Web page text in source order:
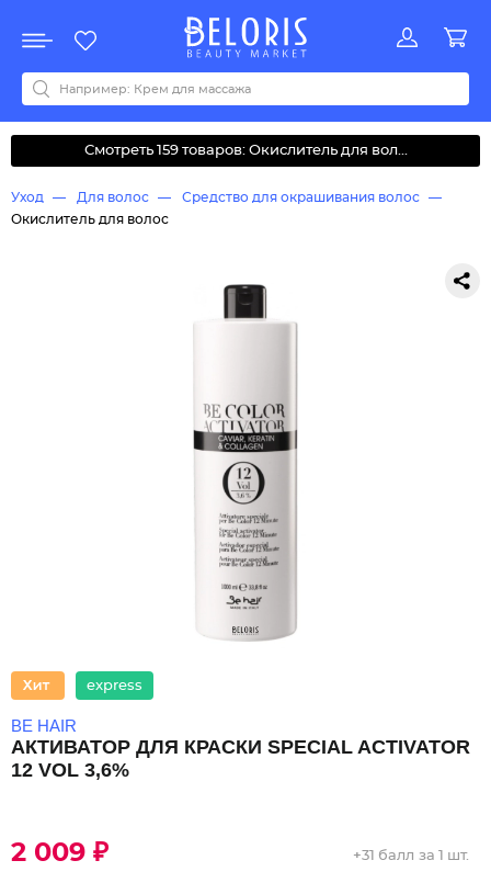
Акции
Все бренды
0-9ABCDEFGHIJKLMNOPQRSTUVWYZАБВДЗИМОКЛНПРСТУФ
Смотреть 159 товаров: Окислитель для вол...
Уход Для волос
Средство для окрашивания волос
Окислитель для волос
express
BE HAIR
АКТИВАТОР ДЛЯ КРАСКИ SPECIAL ACTIVATOR
12 VOL 3,6%
2 009 ₽ +31 балл за 1 шт.